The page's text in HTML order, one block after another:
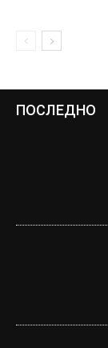
ПОСЛЕДНО